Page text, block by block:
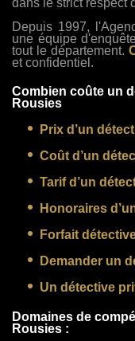
dans le strict respect
Depuis 1997,
une équipe
tout le département.
et confidentiel.
Combien coûte un
Rousies
Prix d’un
Coût d’un
Tarif d’un
Honoraires
Forfait
Demander un
Un détective
Domaines de
Rousies :